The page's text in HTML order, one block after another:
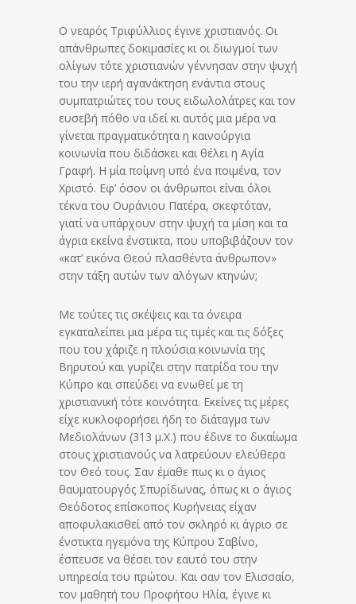
Ο νεαρός Τριφύλλιος έγινε χριστιανός. Οι
απάνθρωπες δοκιμασίες κι οι διωγμοί των
ολίγων τότε χριστιανών γέννησαν στην ψυχή
του την ιερή αγανάκτηση ενάντια στους
συμπατριώτες του τους ειδωλολάτρες και τον
ευσεβή πόθο να ιδεί κι αυτός μια μέρα να
γίνεται πραγματικότητα η καινούργια
κοινωνία που διδάσκει και θέλει η Αγία
Γραφή. Η μία ποίμνη υπό ένα ποιμένα, τον
Χριστό. Εφ’ όσον οι άνθρωποι είναι όλοι
τέκνα του Ουράνιου Πατέρα, σκεφτόταν,
γιατί να υπάρχουν στην ψυχή τα μίση και τα
άγρια εκείνα ένστικτα, που υποβιβάζουν τον
«κατ’ εικόνα Θεού πλασθέντα άνθρωπον»
στην τάξη αυτών των αλόγων κτηνών;
Με τούτες τις σκέψεις και τα όνειρα
εγκαταλείπει μια μέρα τις τιμές και τις δόξες
που του χάριζε η πλούσια κοινωνία της
Βηρυτού και γυρίζει στην πατρίδα του την
Κύπρο και σπεύδει να ενωθεί με τη
χριστιανική τότε κοινότητα. Εκείνες τις μέρες
είχε κυκλοφορήσει ήδη το διάταγμα των
Μεδιολάνων (313 μ.Χ.) που έδινε το δικαίωμα
στους χριστιανούς να λατρεύουν ελεύθερα
τον Θεό τους. Σαν έμαθε πως κι ο άγιος
θαυματουργός Σπυρίδωνας, όπως κι ο άγιος
Θεόδοτος επίσκοπος Κυρήνειας είχαν
αποφυλακισθεί από τον σκληρό κι άγριο σε
ένστικτα ηγεμόνα της Κύπρου Σαβίνο,
έσπευσε να θέσει τον εαυτό του στην
υπηρεσία του πρώτου. Και σαν τον Ελισσαίο,
τον μαθητή του Προφήτου Ηλία, έγινε κι